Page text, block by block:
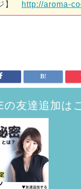
】
http://aroma-
の友達追加は